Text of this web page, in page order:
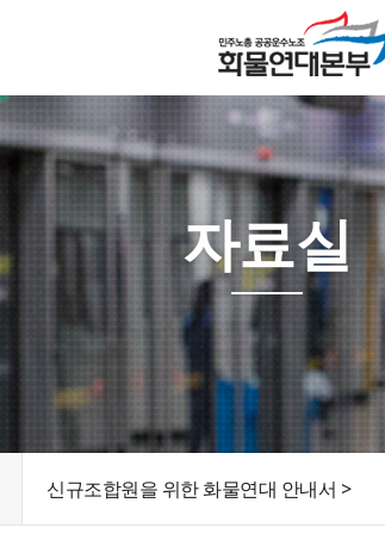
자료실
신규조합원을 위한 화물연대 안내서 >